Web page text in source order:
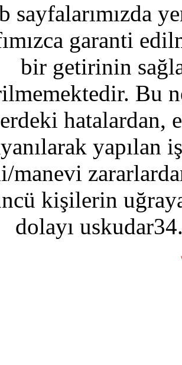
sayfalarımızda
garanti
bir getirinin
Bu
hatalardan,
yapılan
manevi
kişilerin
dolayı